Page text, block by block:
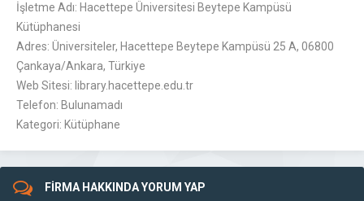
İşletme Adı: Hacettepe Üniversitesi Beytepe Kampüsü
Kütüphanesi
Adres: Üniversiteler, Hacettepe Beytepe Kampüsü 25 A, 06800
Çankaya/Ankara, Türkiye
Web Sitesi: library.hacettepe.edu.tr
Telefon: Bulunamadı
Kategori: Kütüphane
FİRMA HAKKINDA YORUM YAP